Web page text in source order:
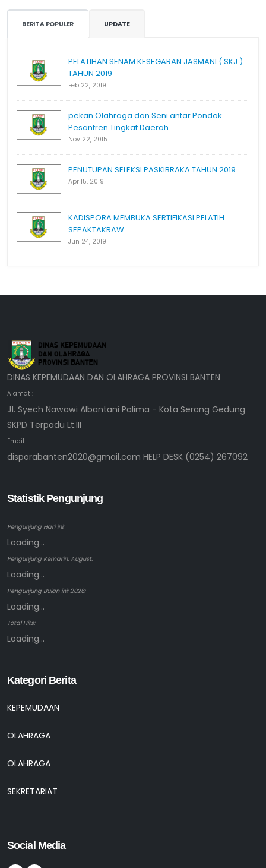
BERITA POPULER UPDATE
PELATIHAN SENAM KESEGARAN JASMANI ( SKJ )
TAHUN 2019
Feb 22, 2019
pekan Olahraga dan Seni antar Pondok
Pesantren Tingkat Daerah
Nov 22, 2015
PENUTUPAN SELEKSI PASKIBRAKA TAHUN 2019
Apr 15, 2019
KADISPORA MEMBUKA SERTIFIKASI PELATIH
SEPAKTAKRAW
Jun 24, 2019
DINAS KEPEMUDAAN DAN OLAHRAGA PROVINSI BANTEN
Alamat :
Jl. Syech Nawawi Albantani Palima - Kota Serang Gedung
SKPD Terpadu Lt.III
Email :
disporabanten2020@gmail.com HELP DESK (0254) 267092
Statistik Pengunjung
Pengunjung Hari ini:
Loading...
Pengunjung Kemarin: August:
Loading...
Pengunjung Bulan ini: 2026:
Loading...
Total Hits:
Loading...
Kategori Berita
KEPEMUDAAN
OLAHRAGA
OLAHRAGA
SEKRETARIAT
Social Media